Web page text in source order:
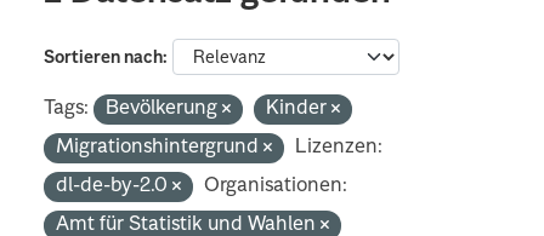
Sortieren nach
Tags: Bevölkerung
Kinder
Migrationshintergrund
Lizenzen:
dl-de-by-2.0
Organisationen:
Amt für Statistik und Wahlen